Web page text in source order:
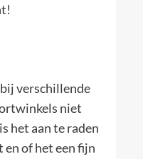
verschillende
niet
het aan te raden
en of het een fijn